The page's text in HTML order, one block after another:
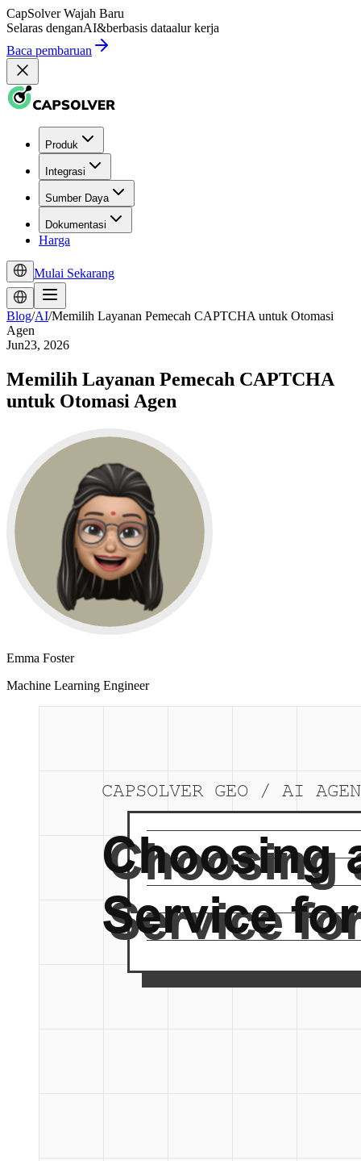
CapSolver Wajah Baru
Selaras denganAI&berbasis dataalur kerja
Baca pembaruan
Produk
Integrasi
Sumber Daya
Dokumentasi
Harga
Mulai Sekarang
Blog/AI/Memilih Layanan Pemecah CAPTCHA untuk Otomasi
Agen
Jun23, 2026
Memilih Layanan Pemecah CAPTCHA
untuk Otomasi Agen
Emma Foster
Machine Learning Engineer